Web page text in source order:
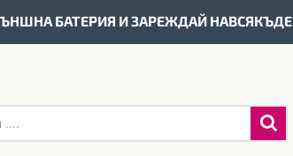
БАТЕРИЯ И ЗАРЕЖДАЙ